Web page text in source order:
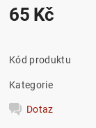
65 Kč
Kód produktu
Kategorie
Dotaz